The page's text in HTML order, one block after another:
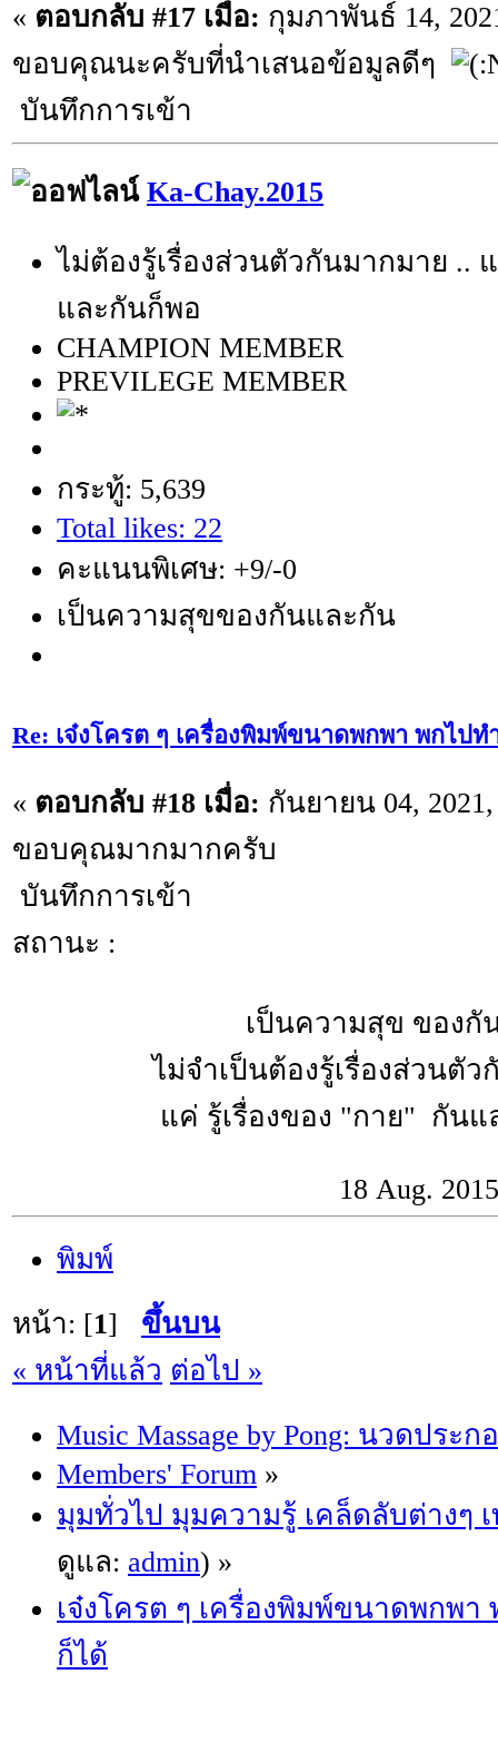
« ตอบกลับ #17 เมื่อ: กุมภาพันธ์ 14,
ขอบคุณนะครับที่นำเสนอข้อมูลดีๆ
บันทึกการเข้า
Ka-Chay.2015
ไม่ต้องรู้เรื่องส่วนตัวกันมากมาย ..
และกันก็พอ
CHAMPION MEMBER
PREVILEGE MEMBER
กระทู้: 5,639
Total likes: 22
คะแนนพิเศษ: +9/-0
เป็นความสุขของกันและกัน
Re: เจ๋งโครต ๆ เครื่องพิมพ์ขนาดพกพา พกไป
« ตอบกลับ #18 เมื่อ: กันยายน 04, 2021,
ขอบคุณมากมากครับ
บันทึกการเข้า
สถานะ :
เป็นความสุข ของกันแ
ไม่จำเป็นต้องรู้เรื่องส่วนตัวกั
แค่ รู้เรื่องของ "กาย" กันแล
18 Aug. 2015
พิมพ์
หน้า: [1] ขึ้นบน
« หน้าที่แล้ว ต่อไป »
Music Massage by Pong: นวดประ
Members' Forum »
มุมทั่วไป มุมความรู้ เคล็ดลับต่างๆ
ดูแล: admin) »
เจ๋งโครต ๆ เครื่องพิมพ์ขนาดพกพ
ก็ได้